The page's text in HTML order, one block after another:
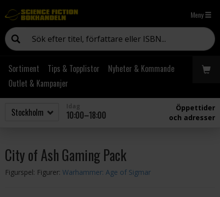
Meny
Sortiment Tips & Topplistor
Nyheter & Kommande
Outlet & Kampanjer
10:00–18:00
Öppettider
och adresser
City of Ash Gaming Pack
Figurspel: Figurer: Warhammer: Age of Sigmar